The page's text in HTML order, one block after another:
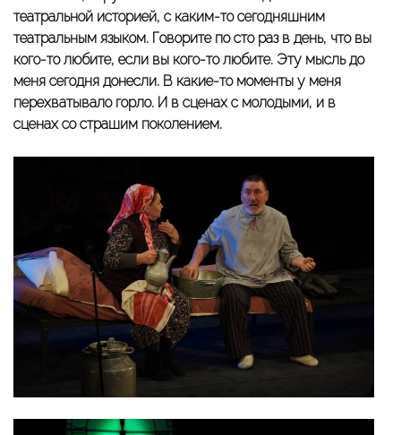
театральной историей, с каким-то сегодняшним
театральным языком. Говорите по сто раз в день, что вы
кого-то любите, если вы кого-то любите. Эту мысль до
меня сегодня донесли. В какие-то моменты у меня
перехватывало горло. И в сценах с молодыми, и в
сценах со страшим поколением.